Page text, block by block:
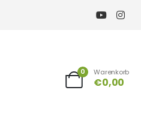
0 Warenkorb
€0,00